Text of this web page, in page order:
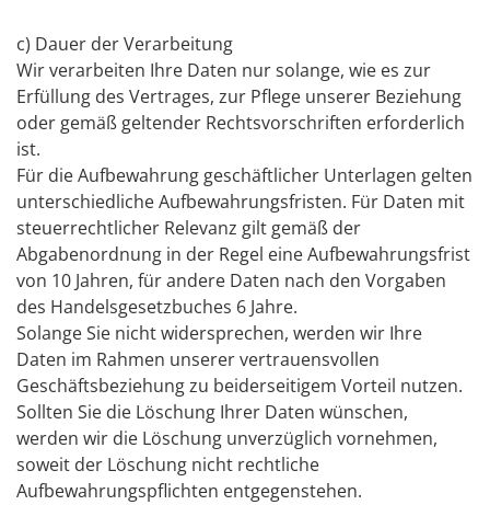
c) Dauer der Verarbeitung
Wir verarbeiten Ihre Daten nur solange, wie es zur
Erfüllung des Vertrages, zur Pflege unserer Beziehung
oder gemäß geltender Rechtsvorschriften erforderlich
ist.
Für die Aufbewahrung geschäftlicher Unterlagen gelten
unterschiedliche Aufbewahrungsfristen. Für Daten mit
steuerrechtlicher Relevanz gilt gemäß der
Abgabenordnung in der Regel eine Aufbewahrungsfrist
von 10 Jahren, für andere Daten nach den Vorgaben
des Handelsgesetzbuches 6 Jahre.
Solange Sie nicht widersprechen, werden wir Ihre
Daten im Rahmen unserer vertrauensvollen
Geschäftsbeziehung zu beiderseitigem Vorteil nutzen.
Sollten Sie die Löschung Ihrer Daten wünschen,
werden wir die Löschung unverzüglich vornehmen,
soweit der Löschung nicht rechtliche
Aufbewahrungspflichten entgegenstehen.